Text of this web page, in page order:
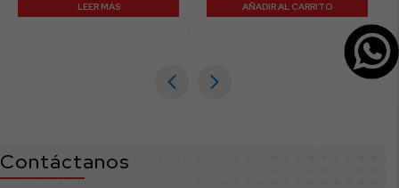
LEER MÁS AÑADIR AL CARRITO
Contáctanos